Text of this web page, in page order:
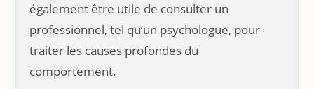
également être utile de consulter un
professionnel, tel qu’un psychologue, pour
traiter les causes profondes du
comportement.